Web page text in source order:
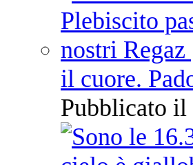
il cuore.
Pubblicato il